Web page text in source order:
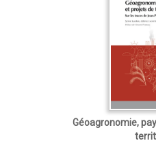
Géoagronomie,